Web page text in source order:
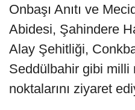
Onbaşı Anıtı ve
Abidesi, Şahindere
Alay Şehitliği,
Seddülbahir gibi milli
noktalarını ziyaret